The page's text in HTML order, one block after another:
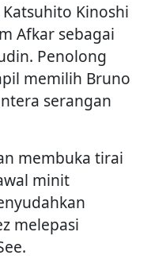
Katsuhito Kinoshi
Afkar sebagai
Penolong
memilih Bruno
serangan
membuka tirai
minit
melepasi